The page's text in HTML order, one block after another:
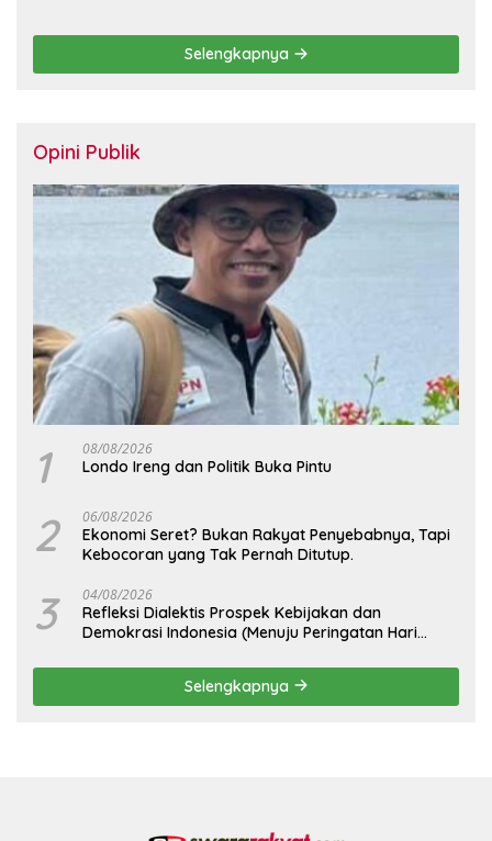
Selengkapnya
Opini Publik
1 08/08/2026
Londo Ireng dan Politik Buka Pintu
2 06/08/2026
Ekonomi Seret? Bukan Rakyat Penyebabnya, Tapi
Kebocoran yang Tak Pernah Ditutup.
3 04/08/2026
Refleksi Dialektis Prospek Kebijakan dan
Demokrasi Indonesia (Menuju Peringatan Hari
Selengkapnya